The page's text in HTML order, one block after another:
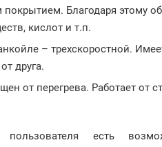
покрытием. Благодаря этому
кислот и т.п.
– трехскоростной.
друга.
от перегрева. Работает от
есть